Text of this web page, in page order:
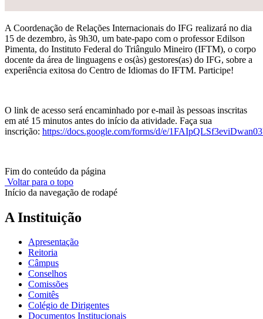
A Coordenação de Relações Internacionais do IFG realizará no dia
15 de dezembro, às 9h30, um bate-papo com o professor Edilson
Pimenta, do Instituto Federal do Triângulo Mineiro (IFTM), o corpo
docente da área de linguagens e os(às) gestores(as) do IFG, sobre a
experiência exitosa do Centro de Idiomas do IFTM. Participe!
O link de acesso será encaminhado por e-mail às pessoas inscritas
em até 15 minutos antes do início da atividade. Faça sua
inscrição: https://docs.google.com/forms/d/e/
Fim do conteúdo da página
Voltar para o topo
Início da navegação de rodapé
A Instituição
Apresentação
Reitoria
Câmpus
Conselhos
Comissões
Comitês
Colégio de Dirigentes
Documentos Institucionais